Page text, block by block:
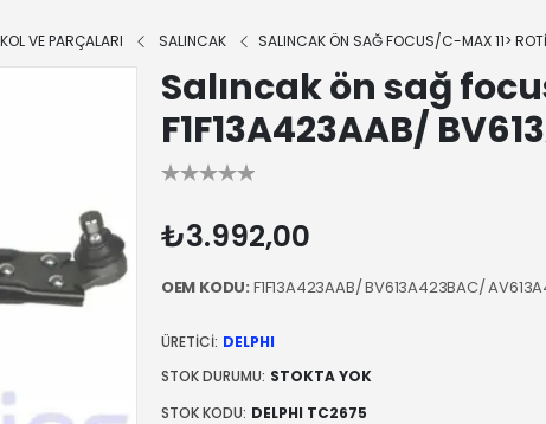
VE PARÇALARI SALINCAK SALINCAK ÖN SAĞ FOCUS/C-MAX 11>
Salıncak ön sağ
F1F13A423AAB/
₺3.992,00
OEM KODU: F1F13A423AAB/ BV613A423BAC/
ÜRETICI: DELPHI
STOK DURUMU: STOKTA YOK
STOK KODU: DELPHI TC2675